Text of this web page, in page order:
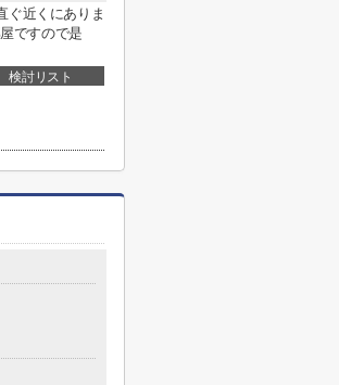
ぐ近くにありま
ですので是
検討リスト